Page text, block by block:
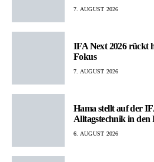
7. AUGUST 2026
IFA Next 2026 rückt
Fokus
7. AUGUST 2026
Hama stellt auf der
Alltagstechnik in den
6. AUGUST 2026